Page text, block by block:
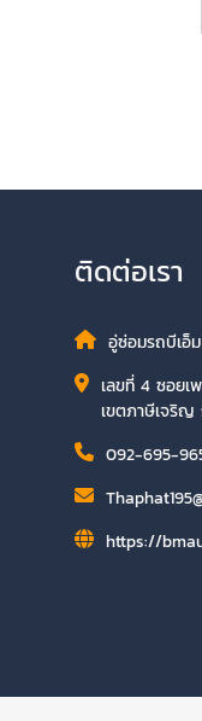
ติดต่อเรา
อู่ซ่อมรถบีเอ็
เลขที่ 4 ซอยเ
เขตภาษีเจริญ
092-695-
https://